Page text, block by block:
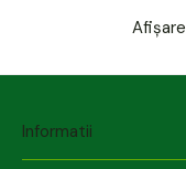
Afișare
Informatii